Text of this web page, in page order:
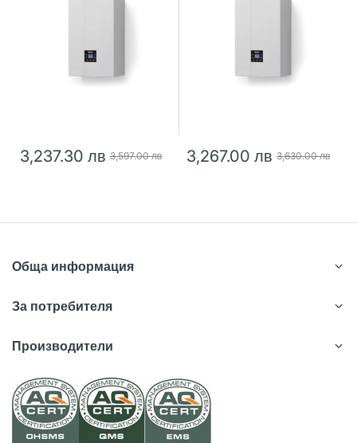
3,237.30 лв 3,597.00 лв 3,267.00 лв 3,630.00 лв
Обща информация
За потребителя
Производители